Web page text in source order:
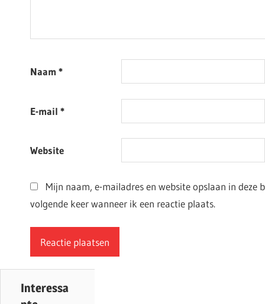
Naam *
E-mail *
Website
Mijn naam, e-mailadres en website opslaan in deze
volgende keer wanneer ik een reactie plaats.
Interessa